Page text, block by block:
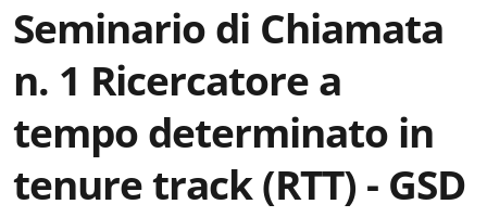
Seminario di Chiamata
n. 1 Ricercatore a
tempo determinato in
tenure track (RTT) - GSD